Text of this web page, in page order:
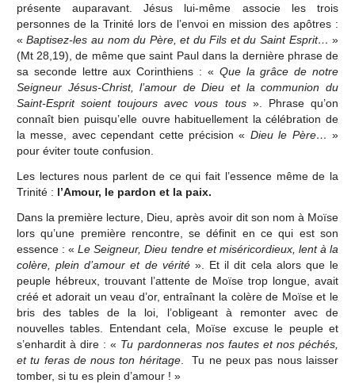
présente auparavant. Jésus lui-même associe les trois
personnes de la Trinité lors de l’envoi en mission des apôtres :
«Baptisez-les au nom du Père, et du Fils et du Saint Esprit… »
(Mt 28,19), de même que saint Paul dans la dernière phrase de
sa seconde lettre aux Corinthiens : « Que la grâce de notre
Seigneur Jésus-Christ, l’amour de Dieu et la communion du
Saint-Esprit soient toujours avec vous tous». Phrase qu’on
connaît bien puisqu’elle ouvre habituellement la célébration de
la messe, avec cependant cette précision « Dieu le Père… »
pour éviter toute confusion.
Les lectures nous parlent de ce qui fait l’essence même de la
Trinité : l’Amour, le pardon et la paix.
Dans la première lecture, Dieu, après avoir dit son nom à Moïse
lors qu’une première rencontre, se définit en ce qui est son
essence : «Le Seigneur, Dieu tendre et miséricordieux, lent à la
colère, plein d’amour et de vérité». Et il dit cela alors que le
peuple hébreux, trouvant l’attente de Moïse trop longue, avait
créé et adorait un veau d’or, entraînant la colère de Moïse et le
bris des tables de la loi, l’obligeant à remonter avec de
nouvelles tables. Entendant cela, Moïse excuse le peuple et
s’enhardit à dire : « Tu pardonneras nos fautes et nos péchés,
et tu feras de nous ton héritage. Tu ne peux pas nous laisser
tomber, si tu es plein d’amour ! »